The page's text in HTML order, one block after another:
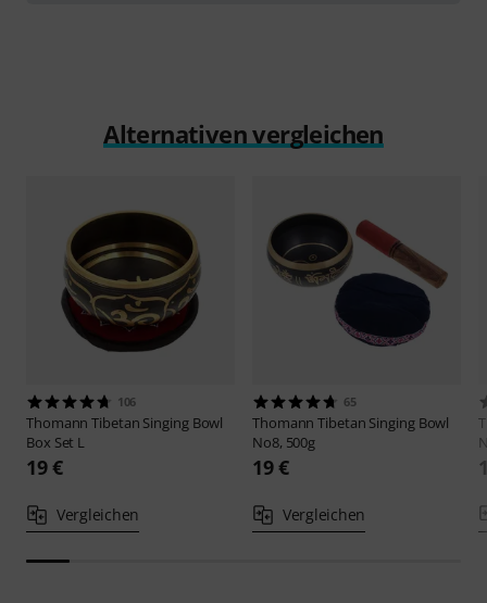
Alternativen vergleichen
106
ThomannTibetan Singing Bowl
Box Set L
19 €
Vergleichen
65
ThomannTibetan Singing Bowl
No8, 500g
19 €
Vergleichen